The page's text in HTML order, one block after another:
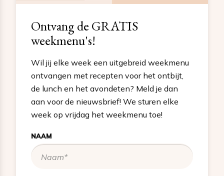
Ontvang de GRATIS
weekmenu's!
Wil jij elke week een uitgebreid weekmenu
ontvangen met recepten voor het ontbijt,
de lunch en het avondeten? Meld je dan
aan voor de nieuwsbrief! We sturen elke
week op vrijdag het weekmenu toe!
NAAM